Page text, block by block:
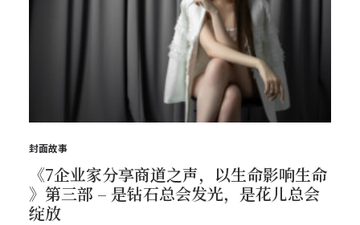
封面故事
《7企业家分享商道之声，以生命影响生命
》第三部 – 是钻石总会发光，是花儿总会
绽放